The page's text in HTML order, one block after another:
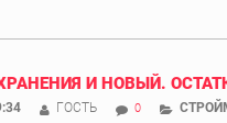
И НОВЫЙ.
ГОСТЬ 0